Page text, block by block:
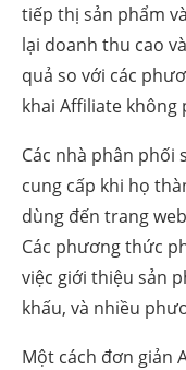
tiếp thị sản phẩm
lại doanh thu cao
quả so với các
khai Affiliate không
Các nhà phân phối
cung cấp khi họ
dùng đến trang
Các phương thức
việc giới thiệu sản
khấu, và nhiều
Một cách đơn giản